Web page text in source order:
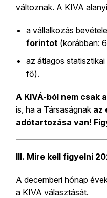
változnak. A KIVA
a vállalkozás
forintot (korábban:
az átlagos
fő).
A KIVÁ-ból nem csak
is, ha a Társaságnakaz
adótartozása van!
III. Mire kell figyelni
A decemberi hónap
a KIVA választását.